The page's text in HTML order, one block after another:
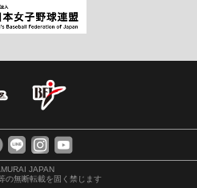
JAPAN
の無断転載を固く禁じます